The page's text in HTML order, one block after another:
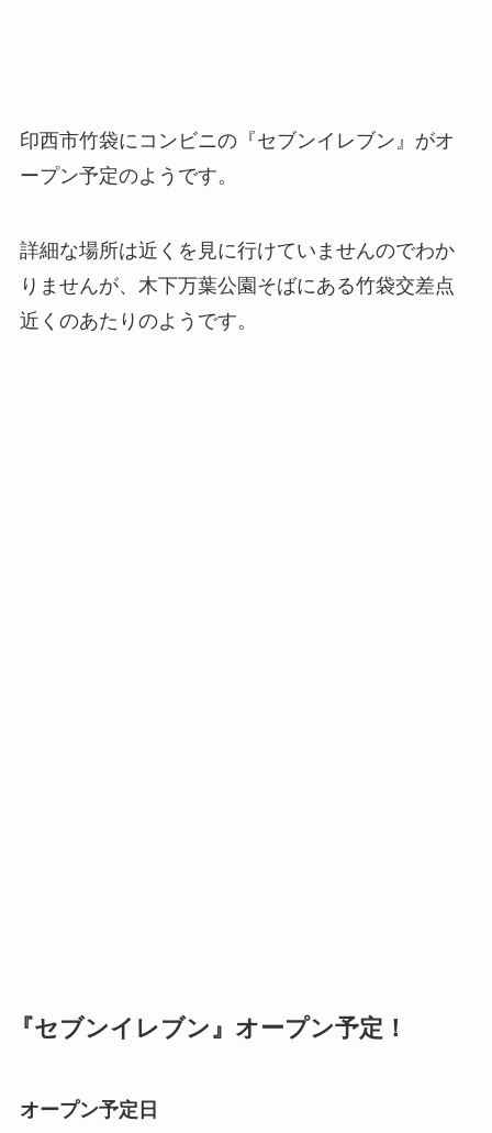
印西市竹袋にコンビニの『セブンイレブン』がオ
ープン予定のようです。
詳細な場所は近くを見に行けていませんのでわか
りませんが、木下万葉公園そばにある竹袋交差点
近くのあたりのようです。
『セブンイレブン』オープン予定！
オープン予定日